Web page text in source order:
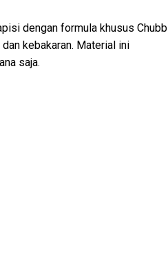
dengan formula khusus Chubb
kebakaran. Material ini
saja.